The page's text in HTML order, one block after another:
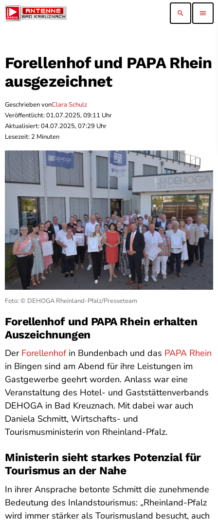
search menu
Forellenhof und PAPA Rhein
ausgezeichnet
Geschrieben vonClara Schulz
Veröffentlicht: 01.07.2025, 09:11 Uhr
Aktualisiert: 04.07.2025, 07:29 Uhr
Lesezeit: 2 Minuten
Foto: © DEHOGA Rheinland-Pfalz/Presseteam
Forellenhof und PAPA Rhein erhalten
Auszeichnungen
Der Forellenhofin Bundenbach und das PAPA Rhein
in Bingen sind am Abend für ihre Leistungen im
Gastgewerbe geehrt worden. Anlass war eine
Veranstaltung des Hotel- und Gaststättenverbands
DEHOGA in Bad Kreuznach. Mit dabei war auch
Daniela Schmitt, Wirtschafts- und
Tourismusministerin von Rheinland-Pfalz.
Ministerin sieht starkes Potenzial für
Tourismus an der Nahe
In ihrer Ansprache betonte Schmitt die zunehmende
Bedeutung des Inlandstourismus: „Rheinland-Pfalz
wird immer stärker als Tourismusland besucht, auch